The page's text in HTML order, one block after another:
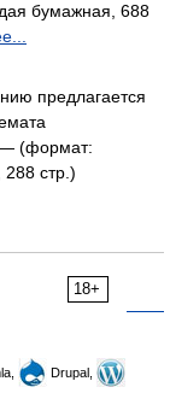
бумажная, 688
предлагается
— (формат:
стр.)
18+
Drupal,